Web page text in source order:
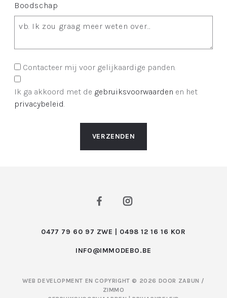
Boodschap
Contacteer mij voor gelijkaardige panden.
Ik ga akkoord met de gebruiksvoorwaarden en het
privacybeleid.
VERZENDEN
0477 79 60 97 ZWE | 0498 12 16 16 KOR
INFO@IMMODEBO.BE
WEB DEVELOPMENT EN COPYRIGHT © 2026 DOOR ZABUN /
ZIMMO